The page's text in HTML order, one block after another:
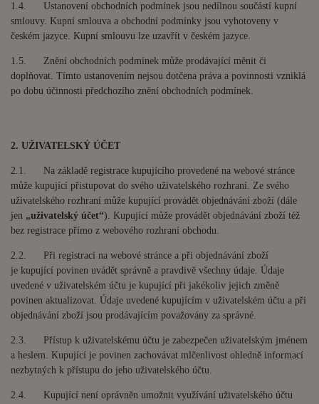
1.4. Ustanovení obchodních podmínek jsou nedílnou součástí kupní
smlouvy. Kupní smlouva a obchodní podmínky jsou vyhotoveny v
českém jazyce. Kupní smlouvu lze uzavřít v českém jazyce.
1.5. Znění obchodních podmínek může prodávající měnit či
doplňovat. Tímto ustanovením nejsou dotčena práva a povinnosti vzniklá
po dobu účinnosti předchozího znění obchodních podmínek.
2. UŽIVATELSKÝ ÚČET
2.1. Na základě registrace kupujícího provedené na webové stránce
může kupující přistupovat do svého uživatelského rozhraní. Ze svého
uživatelského rozhraní může kupující provádět objednávání zboží (dále
jen „uživatelský účet“). Kupující může provádět objednávání zboží též
bez registrace přímo z webového rozhraní obchodu.
2.2. Při registraci na webové stránce a při objednávání zboží
je kupující povinen uvádět správně a pravdivě všechny údaje. Údaje
uvedené v uživatelském účtu je kupující při jakékoliv jejich změně
povinen aktualizovat. Údaje uvedené kupujícím v uživatelském účtu a při
objednávání zboží jsou prodávajícím považovány za správné.
2.3. Přístup k uživatelskému účtu je zabezpečen uživatelským jménem
a heslem. Kupující je povinen zachovávat mlčenlivost ohledně informací
nezbytných k přístupu do jeho uživatelského účtu.
2.4. Kupující není oprávněn umožnit využívání uživatelského účtu